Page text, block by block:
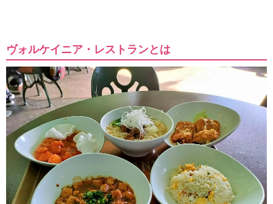
ヴォルケイニア・レストランとは